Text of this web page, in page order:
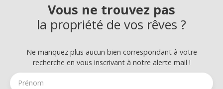
Vous ne trouvez pas
la propriété de vos rêves ?
Ne manquez plus aucun bien correspondant à votre
recherche en vous inscrivant à notre alerte mail !
Prénom